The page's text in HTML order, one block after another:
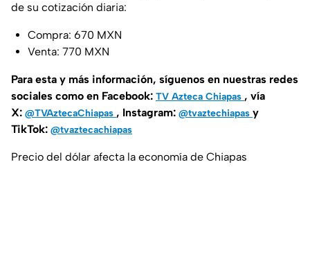
de su cotización diaria:
Compra: 670 MXN
Venta: 770 MXN
Para esta y más información, síguenos en nuestras redes
sociales como en Facebook: TV Azteca Chiapas , vía
X: @TVAztecaChiapas , Instagram: @tvaztechiapas y
TikTok: @tvaztecachiapas
Precio del dólar afecta la economía de Chiapas